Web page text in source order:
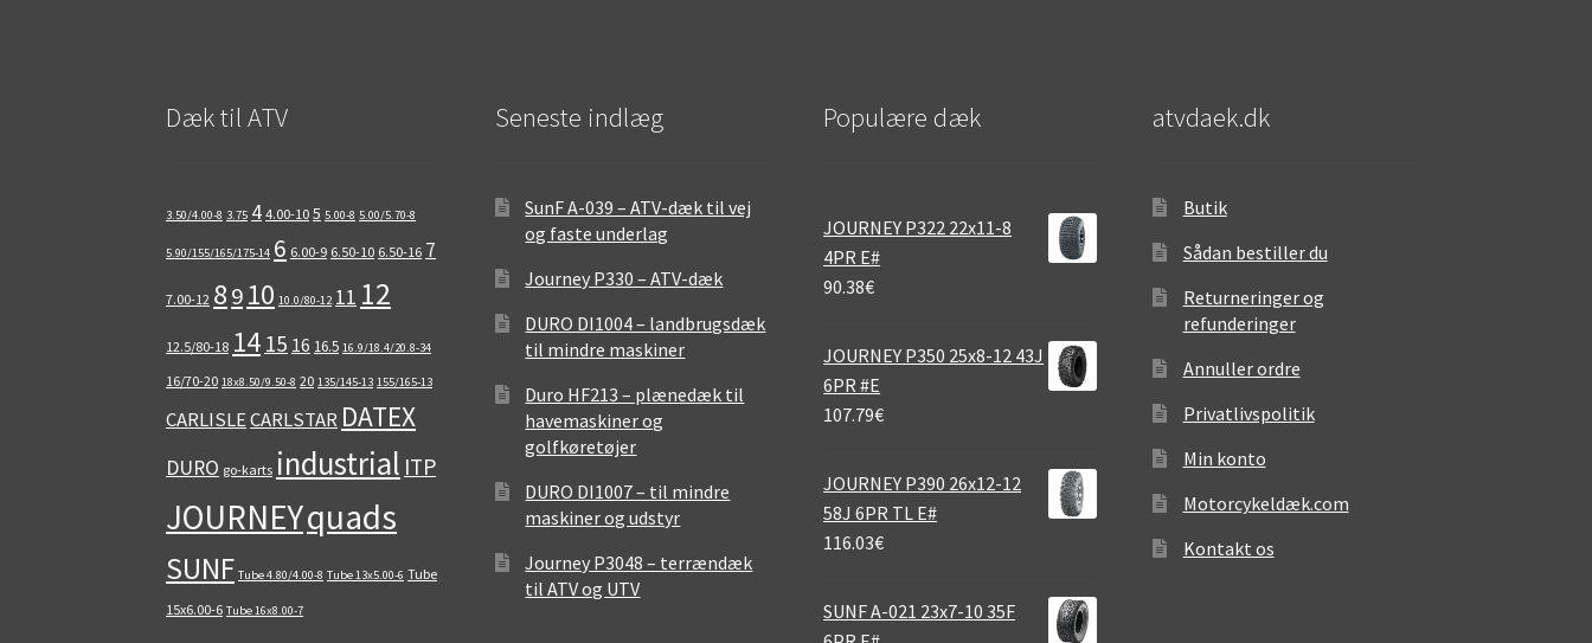
Dæk til ATV
3.50/4.00-8 3.75 4 4.00-10 5 5.00-8 5.00/5.70-8
5.90/155/165/175-14 6 6.00-9 6.50-10 6.50-16 7
7.00-12 8910 10.0/80-12 11 12
12.5/80-18 14 15 16 16.5 16.9/18.4/20.8-34
16/70-20 18x8.50/9.50-8 20 135/145-13 155/165-13
CARLISLECARLSTAR DATEX
DURO go-karts industrial ITP
JOURNEYquads
SUNF Tube 4.80/4.00-8 Tube 13x5.00-6 Tube
15x6.00-6 Tube 16x8.00-7
Seneste indlæg
SunF A-039 – ATV-dæk til vej
og faste underlag
Journey P330 – ATV-dæk
DURO DI1004 – landbrugsdæk
til mindre maskiner
Duro HF213 – plænedæk til
havemaskiner og
golfkøretøjer
DURO DI1007 – til mindre
maskiner og udstyr
Journey P3048 – terrændæk
til ATV og UTV
Populære dæk
JOURNEY P322 22x11-8
4PR E#
90.38€
JOURNEY P350 25x8-12 43J
6PR #E
107.79€
JOURNEY P390 26x12-12
58J 6PR TL E#
116.03€
SUNF A-021 23x7-10 35F
atvdaek.dk
Butik
Sådan bestiller du
Returneringer og
refunderinger
Annuller ordre
Privatlivspolitik
Min konto
Motorcykeldæk.com
Kontakt os